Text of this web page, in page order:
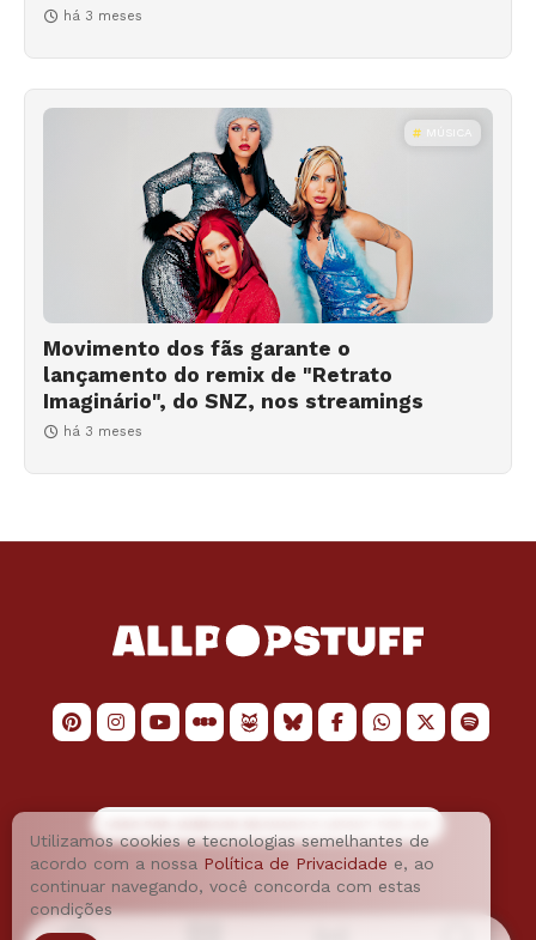
há 3 meses
MÚSICA
Movimento dos fãs garante o
lançamento do remix de "Retrato
Imaginário", do SNZ, nos streamings
há 3 meses
Utilizamos cookies e tecnologias semelhantes de
acordo com a nossa Política de Privacidade e, ao
continuar navegando, você concorda com estas
condições